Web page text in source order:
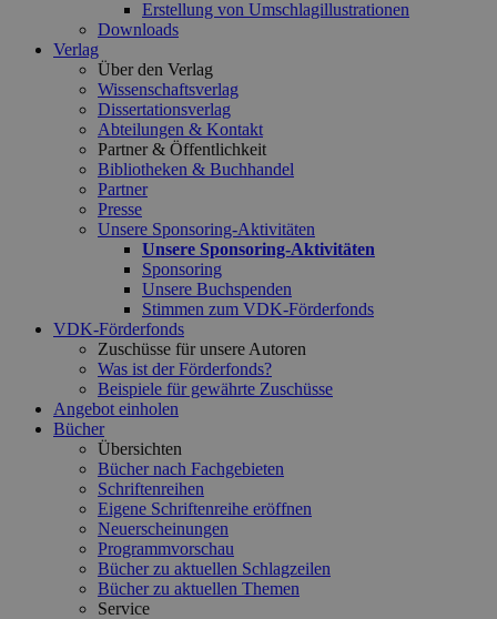
Erstellung von Umschlagillustrationen
Downloads
Verlag
Über den Verlag
Wissenschaftsverlag
Dissertationsverlag
Abteilungen & Kontakt
Partner & Öffentlichkeit
Bibliotheken & Buchhandel
Partner
Presse
Unsere Sponsoring-Aktivitäten
Unsere Sponsoring-Aktivitäten
Sponsoring
Unsere Buchspenden
Stimmen zum VDK-Förderfonds
VDK-Förderfonds
Zuschüsse für unsere Autoren
Was ist der Förderfonds?
Beispiele für gewährte Zuschüsse
Angebot einholen
Bücher
Übersichten
Bücher nach Fachgebieten
Schriftenreihen
Eigene Schriftenreihe eröffnen
Neuerscheinungen
Programmvorschau
Bücher zu aktuellen Schlagzeilen
Bücher zu aktuellen Themen
Service